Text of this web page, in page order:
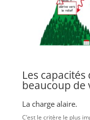
Les
beaucoup de
La charge alaire.
C’est le critère le plus